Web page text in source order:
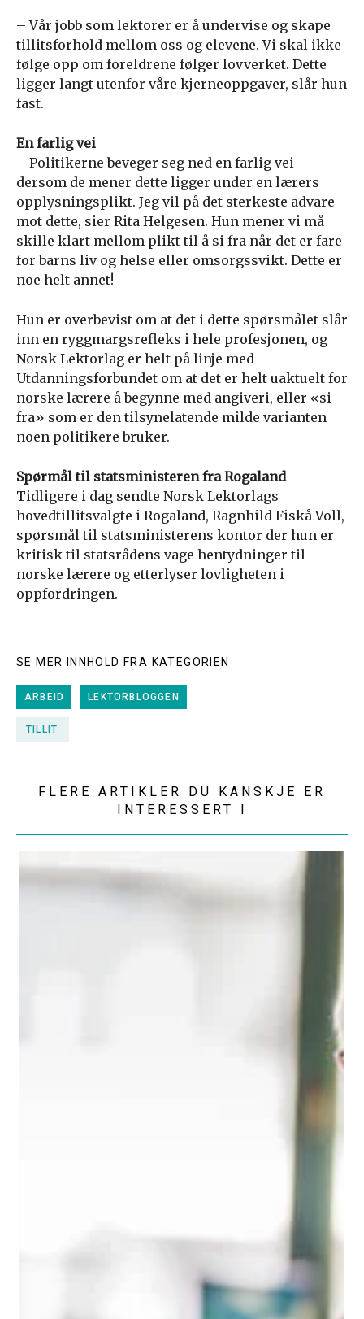
– Vår jobb som lektorer er å undervise og skape
tillitsforhold mellom oss og elevene. Vi skal ikke
følge opp om foreldrene følger lovverket. Dette
ligger langt utenfor våre kjerneoppgaver, slår hun
fast.
En farlig vei
– Politikerne beveger seg ned en farlig vei
dersom de mener dette ligger under en lærers
opplysningsplikt. Jeg vil på det sterkeste advare
mot dette, sier Rita Helgesen. Hun mener vi må
skille klart mellom plikt til å si fra når det er fare
for barns liv og helse eller omsorgssvikt. Dette er
noe helt annet!
Hun er overbevist om at det i dette spørsmålet slår
inn en ryggmargsrefleks i hele profesjonen, og
Norsk Lektorlag er helt på linje med
Utdanningsforbundet om at det er helt uaktuelt for
norske lærere å begynne med angiveri, eller «si
fra» som er den tilsynelatende milde varianten
noen politikere bruker.
Spørmål til statsministeren fra Rogaland
Tidligere i dag sendte Norsk Lektorlags
hovedtillitsvalgte i Rogaland, Ragnhild Fiskå Voll,
spørsmål til statsministerens kontor der hun er
kritisk til statsrådens vage hentydninger til
norske lærere og etterlyser lovligheten i
oppfordringen.
SE MER INNHOLD FRA KATEGORIEN
ARBEID LEKTORBLOGGEN
TILLIT
FLERE ARTIKLER DU KANSKJE ER
INTERESSERT I